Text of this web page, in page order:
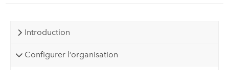
Introduction
Configurer l’organisation